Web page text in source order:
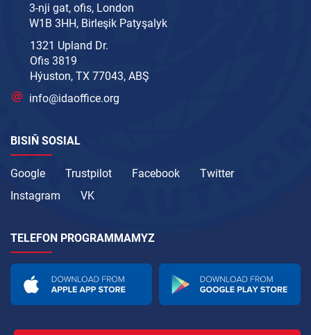
3-nji gat, ofis, London
W1B 3HH, Birleşik Patyşalyk
1321 Upland Dr.
Ofis 3819
Hýuston, TX 77043, ABŞ
info@idaoffice.org
BISIŇ SOSIAL
Google Trustpilot Facebook
Twitter
Instagram
VK
TELEFON PROGRAMMAMYZ